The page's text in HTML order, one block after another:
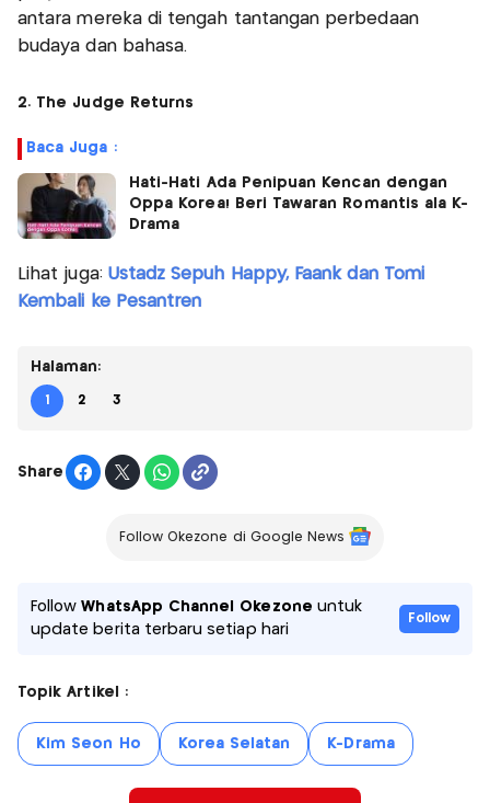
antara mereka di tengah tantangan perbedaan
budaya dan bahasa.
2. The Judge Returns
Baca Juga :
Hati-Hati Ada Penipuan Kencan dengan
Oppa Korea! Beri Tawaran Romantis ala K-
Drama
Lihat juga: Ustadz Sepuh Happy, Faank dan Tomi
Kembali ke Pesantren
Halaman:
1 2 3
Share
Follow Okezone di Google News
FollowWhatsApp Channel Okezone untuk
update berita terbaru setiap hari
Follow
Topik Artikel :
Kim Seon Ho Korea Selatan K-Drama